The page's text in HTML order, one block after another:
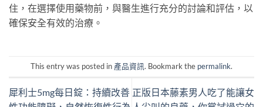
住，在選擇使用藥物前，與醫生進行充分的討論和評估，以
確保安全有效的治療。
This entry was posted in 產品資訊. Bookmark the permalink.
犀利士5mg每日錠：持續改善 正版日本藤素男人吃了能讓女